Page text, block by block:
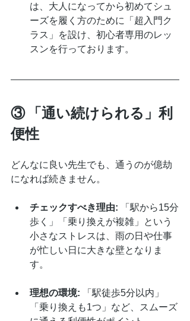
は、大人になってから初めてシュ
ーズを履く方のために「超入門ク
ラス」を設け、初心者専用のレッ
スンを行っております。
③ 「通い続けられる」利
便性
どんなに良い先生でも、通うのが億劫
になれば続きません。
チェックすべき理由: 「駅から15分
歩く」「乗り換えが複雑」という
小さなストレスは、雨の日や仕事
が忙しい日に大きな壁となりま
す。
理想の環境: 「駅徒歩5分以内」
「乗り換えも1つ」など、スムーズ